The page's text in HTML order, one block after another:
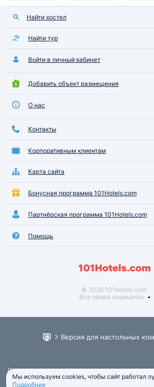
Найти хостел
Найти тур
Войти в личный кабинет
Добавить объект размещения
О нас
Контакты
Корпоративным клиентам
Карта сайта
Бонусная программа 101Hotels.com
Партнёрская программа 101Hotels.com
Помощь
© 2026 101hotels.com.
Все права защищены.
Версия для настольных
Пользовательское соглашение
Юридическая информация
Мы используем cookies, чтобы сайт работал
Подробнее